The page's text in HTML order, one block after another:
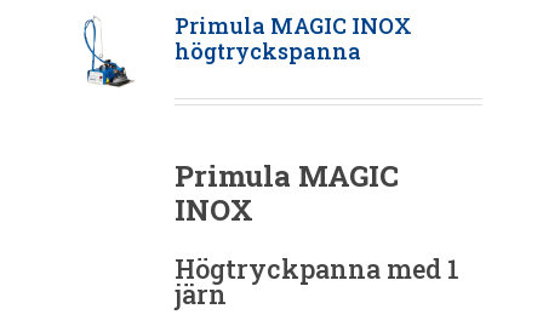
Primula MAGIC INOX
högtryckspanna
Primula MAGIC
INOX
Högtryckpanna med 1
järn